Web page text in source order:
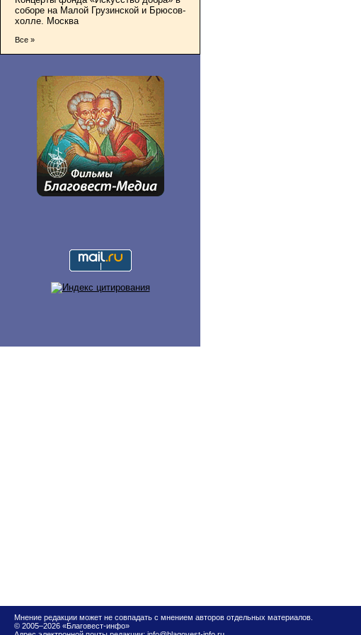
соборе на Малой Грузинской и Брюсов-
холле. Москва
Все »
Мнение редакции может не совпадать с мнением авторов отдельных материалов.
© 2005–2026 «Благовест-инфо»